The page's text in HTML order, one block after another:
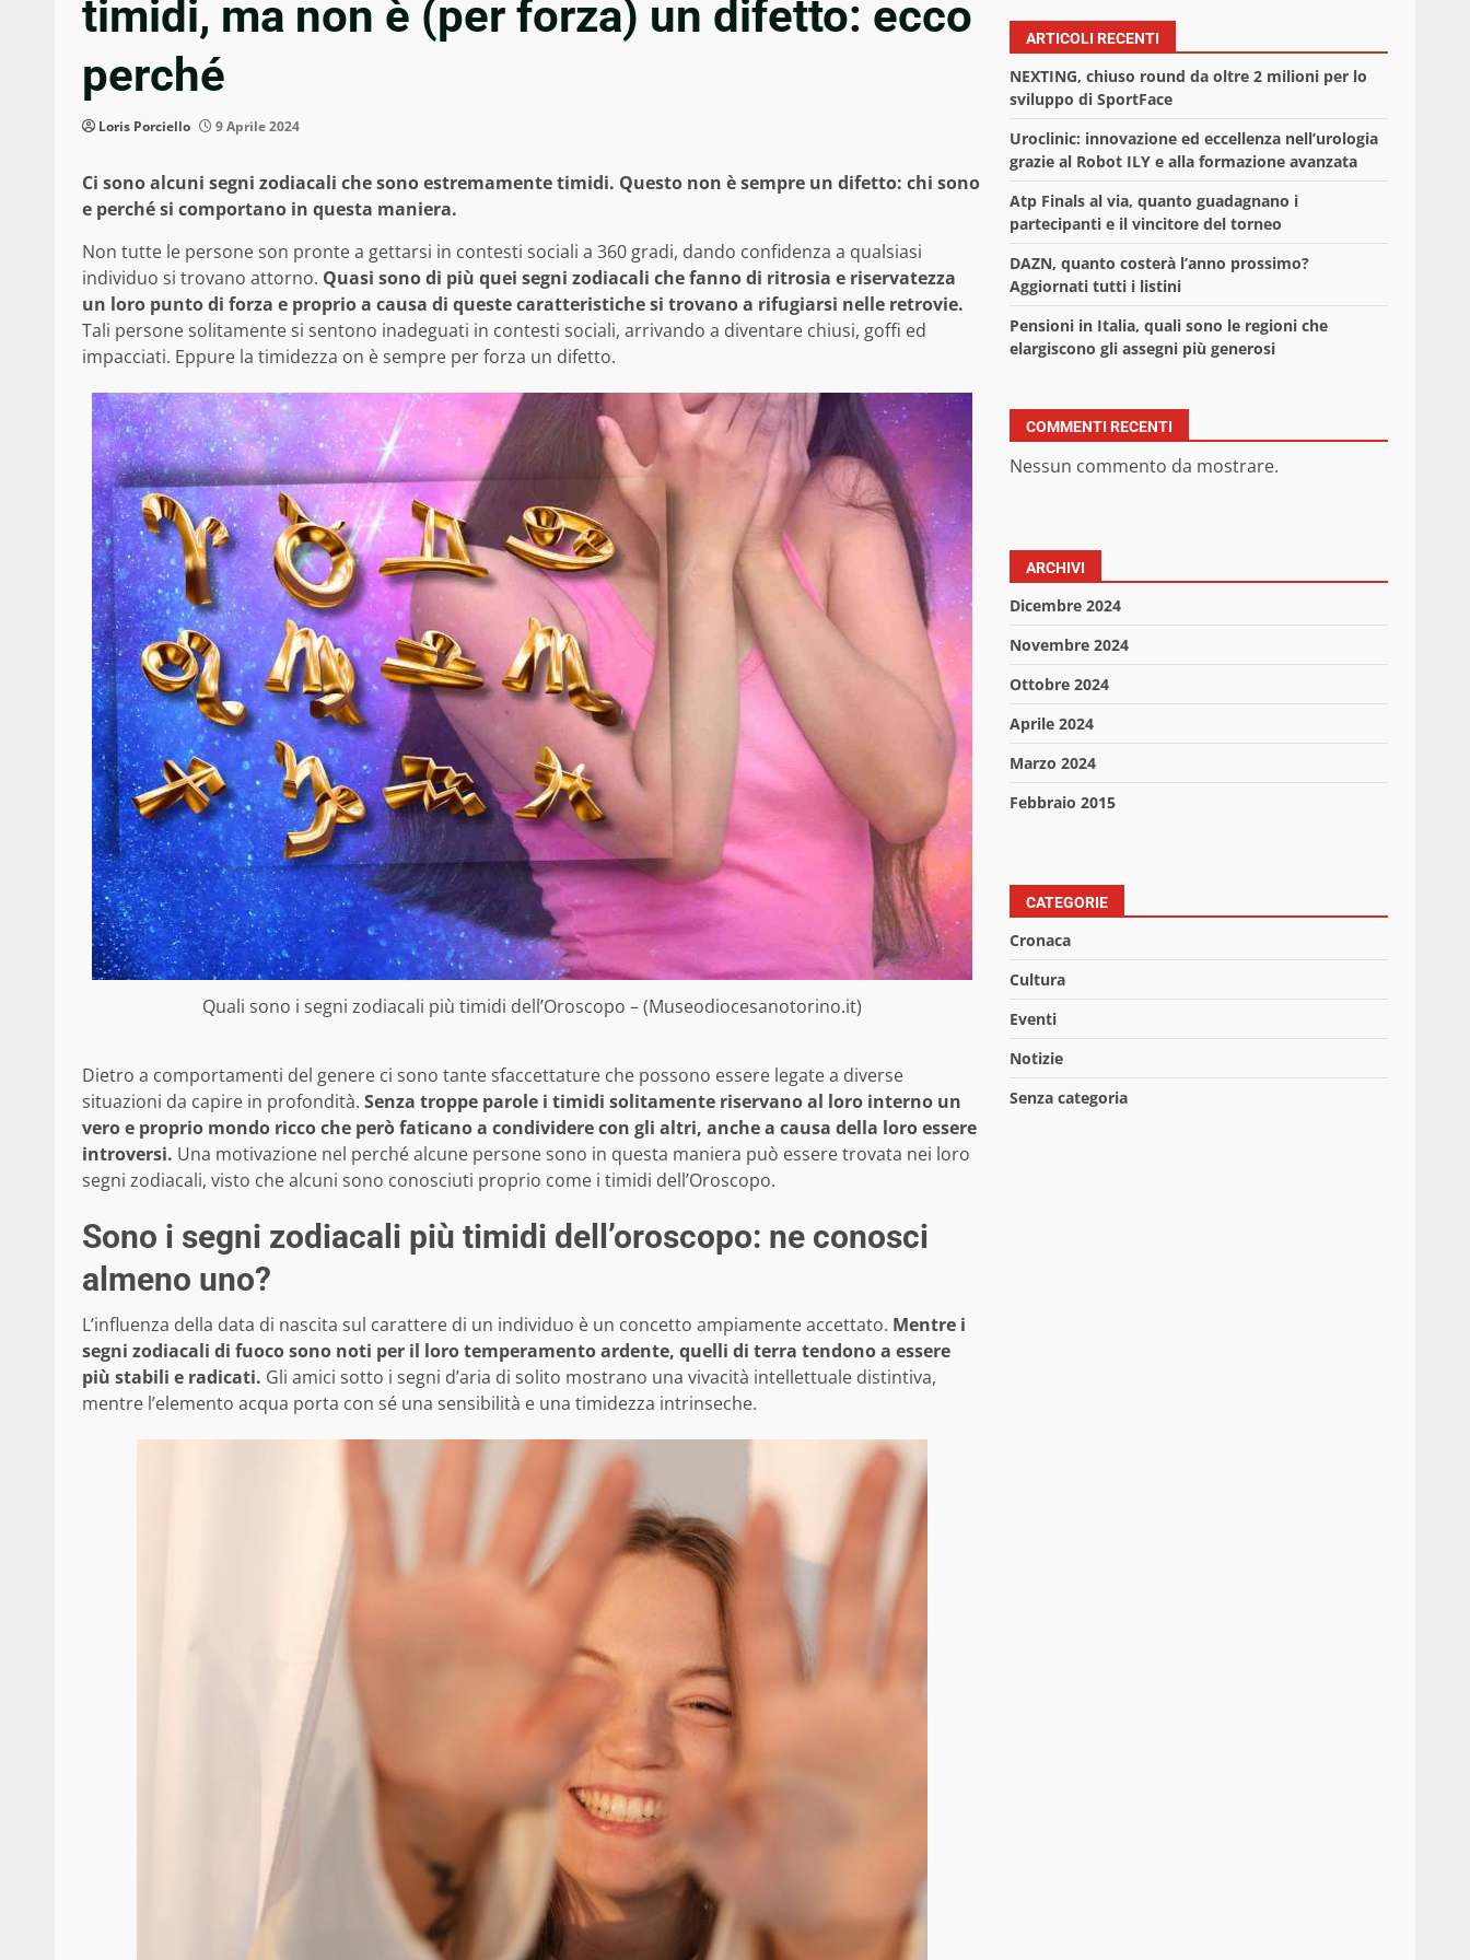
timidi, ma non è (per forza) un difetto: ecco
perché
Loris Porciello 9 Aprile 2024
Ci sono alcuni segni zodiacali che sono estremamente timidi. Questo non è sempre un difetto: chi sono
e perché si comportano in questa maniera.
Non tutte le persone son pronte a gettarsi in contesti sociali a 360 gradi, dando confidenza a qualsiasi
individuo si trovano attorno. Quasi sono di più quei segni zodiacali che fanno di ritrosia e riservatezza
un loro punto di forza e proprio a causa di queste caratteristiche si trovano a rifugiarsi nelle retrovie.
Tali persone solitamente si sentono inadeguati in contesti sociali, arrivando a diventare chiusi, goffi ed
impacciati. Eppure la timidezza on è sempre per forza un difetto.
Quali sono i segni zodiacali più timidi dell’Oroscopo – (Museodiocesanotorino.it)
Dietro a comportamenti del genere ci sono tante sfaccettature che possono essere legate a diverse
situazioni da capire in profondità. Senza troppe parole i timidi solitamente riservano al loro interno un
vero e proprio mondo ricco che però faticano a condividere con gli altri, anche a causa della loro essere
introversi. Una motivazione nel perché alcune persone sono in questa maniera può essere trovata nei loro
segni zodiacali, visto che alcuni sono conosciuti proprio come i timidi dell’Oroscopo.
Sono i segni zodiacali più timidi dell’oroscopo: ne conosci
almeno uno?
L’influenza della data di nascita sul carattere di un individuo è un concetto ampiamente accettato. Mentre i
segni zodiacali di fuoco sono noti per il loro temperamento ardente, quelli di terra tendono a essere
più stabili e radicati. Gli amici sotto i segni d’aria di solito mostrano una vivacità intellettuale distintiva,
mentre l’elemento acqua porta con sé una sensibilità e una timidezza intrinseche.
ARTICOLI RECENTI
NEXTING, chiuso round da oltre 2 milioni per lo
sviluppo di SportFace
Uroclinic: innovazione ed eccellenza nell’urologia
grazie al Robot ILY e alla formazione avanzata
Atp Finals al via, quanto guadagnano i
partecipanti e il vincitore del torneo
DAZN, quanto costerà l’anno prossimo?
Aggiornati tutti i listini
Pensioni in Italia, quali sono le regioni che
elargiscono gli assegni più generosi
COMMENTI RECENTI
Nessun commento da mostrare.
ARCHIVI
Dicembre 2024
Novembre 2024
Ottobre 2024
Aprile 2024
Marzo 2024
Febbraio 2015
CATEGORIE
Cronaca
Cultura
Eventi
Notizie
Senza categoria